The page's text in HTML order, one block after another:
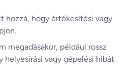
hozzá, hogy értékesítési vagy
megadásakor, például rossz
helyesírási vagy gépelési hibát